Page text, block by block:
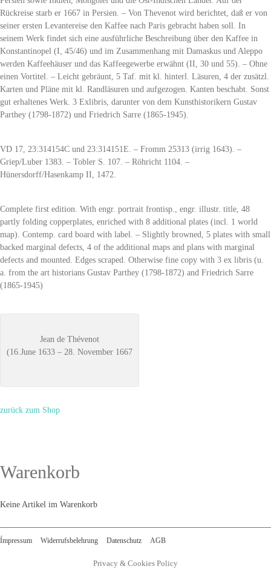
Rückreise starb er 1667 in Persien. – Von Thevenot wird berichtet, daß er von
seiner ersten Levantereise den Kaffee nach Paris gebracht haben soll. In
seinem Werk findet sich eine ausführliche Beschreibung über den Kaffee in
Konstantinopel (I, 45/46) und im Zusammenhang mit Damaskus und Aleppo
werden Kaffeehäuser und das Kaffeegewerbe erwähnt (II, 30 und 55). – Ohne
einen Vortitel. – Leicht gebräunt, 5 Taf. mit kl. hinterl. Läsuren, 4 der zusätzl.
Karten und Pläne mit kl. Randläsuren und aufgezogen. Kanten beschabt. Sonst
gut erhaltenes Werk. 3 Exlibris, darunter von dem Kunsthistorikern Gustav
Parthey (1798-1872) und Friedrich Sarre (1865-1945).
VD 17, 23:314154C und 23:314151E. – Fromm 25313 (irrig 1643). –
Griep/Luber 1383. – Tobler S. 107. – Röhricht 1104. –
Hünersdorff/Hasenkamp II, 1472.
Complete first edition. With engr. portrait frontisp., engr. illustr. title, 48
partly folding copperplates, enriched with 8 additional plates (incl. 1 world
map). Contemp. card board with label. – Slightly browned, 5 plates with small
backed marginal defects, 4 of the additional maps and plans with marginal
defects and mounted. Edges scraped. Otherwise fine copy with 3 ex libris (u.
a. from the art historians Gustav Parthey (1798-1872) and Friedrich Sarre
(1865-1945)
Jean de Thévenot
(16.June 1633 – 28. November 1667
zurück zum Shop
Warenkorb
Keine Artikel im Warenkorb
Ímpressum Widerrufsbelehrung Datenschutz AGB
Privacy & Cookies Policy